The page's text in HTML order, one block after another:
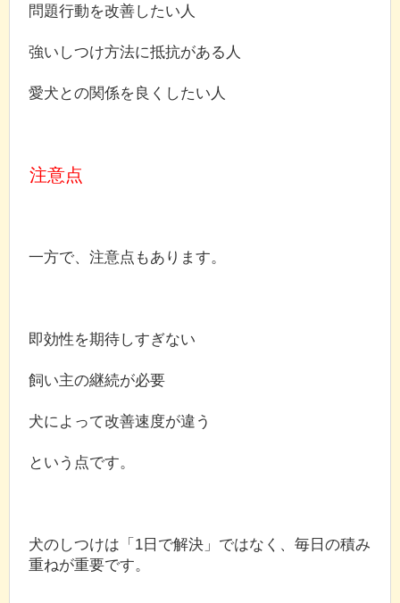
問題行動を改善したい人
強いしつけ方法に抵抗がある人
愛犬との関係を良くしたい人
注意点
一方で、注意点もあります。
即効性を期待しすぎない
飼い主の継続が必要
犬によって改善速度が違う
という点です。
犬のしつけは「1日で解決」ではなく、毎日の積み
重ねが重要です。